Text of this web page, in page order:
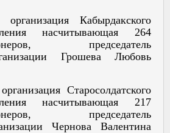
Кабырдакского
насчитывающая 264
председатель
Грошева Любовь
Старосолдатского
насчитывающая 217
председатель
Чернова Валентина